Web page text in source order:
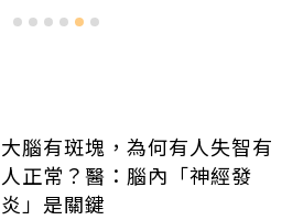
大腦有斑塊，為何有人失智有
人正常？醫：腦內「神經發
炎」是關鍵